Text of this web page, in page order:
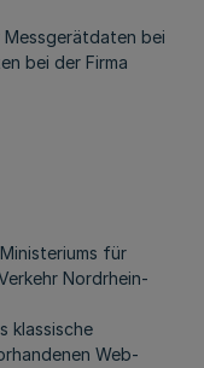
bei
bei der Firma
für
Nordrhein-
klassische
Web-